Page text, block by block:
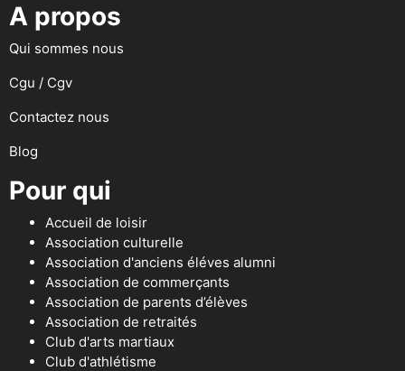
A propos
Qui sommes nous
Cgu / Cgv
Contactez nous
Blog
Pour qui
Accueil de loisir
Association culturelle
Association d'anciens éléves alumni
Association de commerçants
Association de parents d’élèves
Association de retraités
Club d'arts martiaux
Club d'athlétisme